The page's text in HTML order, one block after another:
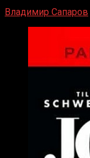
Владимир Сапаров